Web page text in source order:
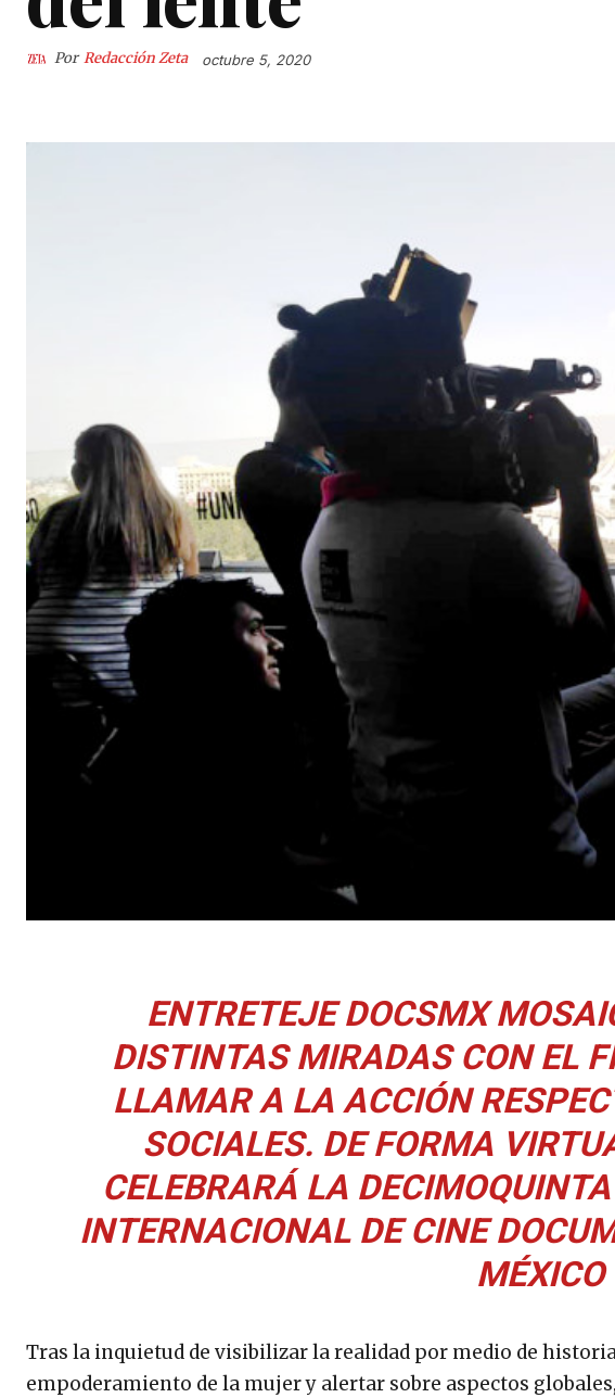
Por Redacción Zeta octubre 5, 2020
ENTRETEJE DOCSMX
DISTINTAS MIRADAS CON EL
LLAMAR A LA ACCIÓN
SOCIALES. DE FORMA
CELEBRARÁ LA
INTERNACIONAL DE CINE
MÉXICO
Tras la inquietud de visibilizar la realidad por medio de
empoderamiento de la mujer y alertar sobre aspectos